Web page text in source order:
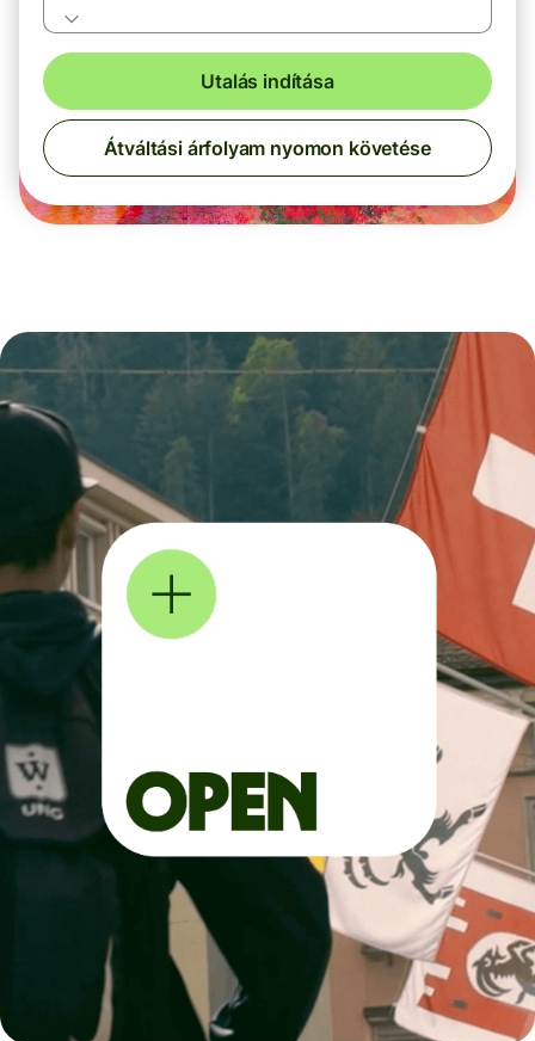
Utalás indítása
Átváltási árfolyam nyomon követése